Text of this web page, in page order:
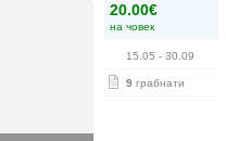
20.00€
на човек
15.05 - 30.09
9 грабнати